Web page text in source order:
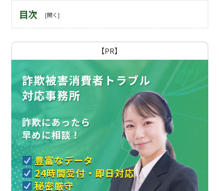
目次
【PR】
詐欺被害消費者トラブル
対応事務所
詐欺にあったら
早めに相談！
豊富なデータ
24時間受付・即日対応
秘密厳守